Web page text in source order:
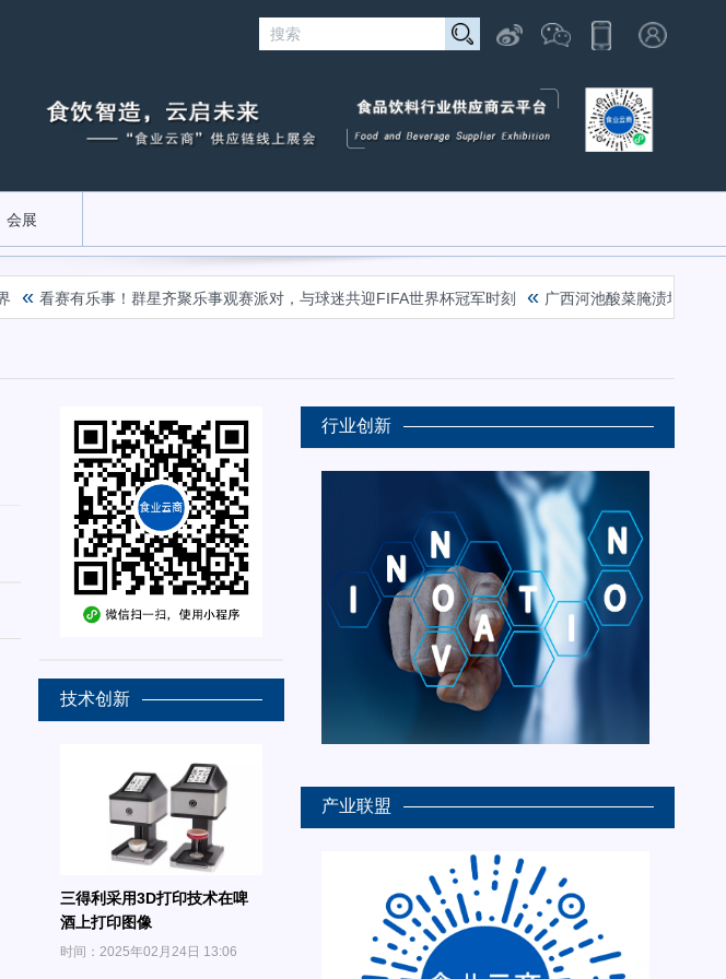
会展
« 看赛有乐事！群星齐聚乐事观赛派对，与球迷共迎FIFA世界杯冠军时刻 « 广西河池酸菜腌渍场毒气致
技术创新
三得利采用3D打印技术在啤
酒上打印图像
时间：2025年02月24日 13:06
行业创新
产业联盟